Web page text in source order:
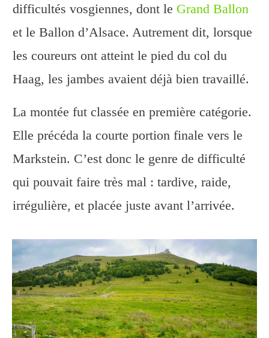
difficultés vosgiennes, dont le Grand Ballon
et le Ballon d’Alsace. Autrement dit, lorsque
les coureurs ont atteint le pied du col du
Haag, les jambes avaient déjà bien travaillé.
La montée fut classée en première catégorie.
Elle précéda la courte portion finale vers le
Markstein. C’est donc le genre de difficulté
qui pouvait faire très mal : tardive, raide,
irrégulière, et placée juste avant l’arrivée.